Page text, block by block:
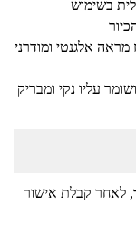
בשימוש
מראה אלגנטי ומודרני
עליו נקי ומבריק
, לאחר קבלת אישור